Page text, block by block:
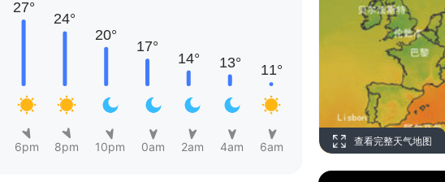
6pm 8pm 10pm 0am 2am 4am 6am 查看完整天气地图